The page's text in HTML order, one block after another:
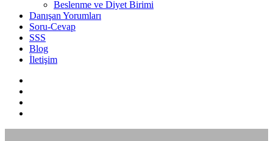
Beslenme ve Diyet Birimi
Danışan Yorumları
Soru-Cevap
SSS
Blog
İletişim